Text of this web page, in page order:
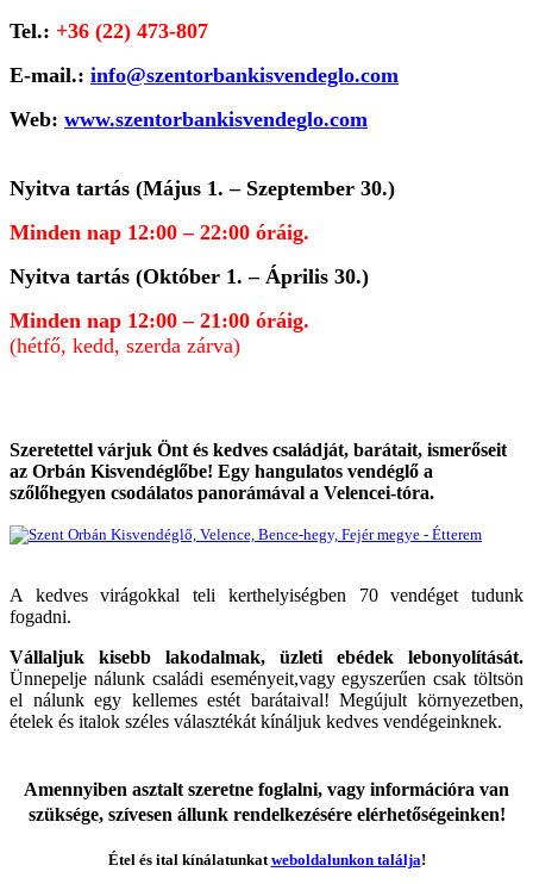
Tel.: +36 (22) 473-807
E-mail.: info@szentorbankisvendeglo.com
Web: www.szentorbankisvendeglo.com
Nyitva tartás (Május 1. – Szeptember 30.)
Minden nap 12:00 – 22:00 óráig.
Nyitva tartás (Október 1. – Április 30.)
Minden nap 12:00 – 21:00 óráig.
(hétfő, kedd, szerda zárva)
Szeretettel várjuk Önt és kedves családját, barátait, ismerőseit
az Orbán Kisvendéglőbe! Egy hangulatos vendéglő a
szőlőhegyen csodálatos panorámával a Velencei-tóra.
A kedves virágokkal teli kerthelyiségben 70 vendéget tudunk
fogadni.
Vállaljuk kisebb lakodalmak, üzleti ebédek lebonyolítását.
Ünnepelje nálunk családi eseményeit,vagy egyszerűen csak töltsön
el nálunk egy kellemes estét barátaival! Megújult környezetben,
ételek és italok széles választékát kínáljuk kedves vendégeinknek.
Amennyiben asztalt szeretne foglalni, vagy információra van
szüksége, szívesen állunk rendelkezésére elérhetőségeinken!
Étel és ital kínálatunkat weboldalunkon találja!